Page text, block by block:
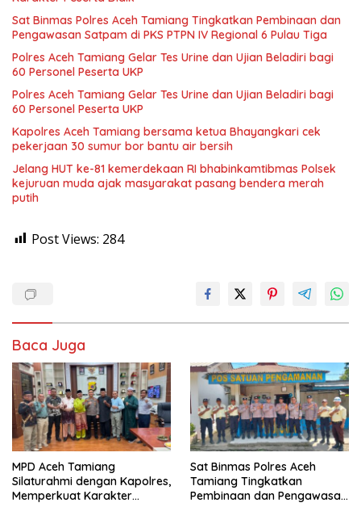
Sat Binmas Polres Aceh Tamiang Tingkatkan Pembinaan dan
Pengawasan Satpam di PKS PTPN IV Regional 6 Pulau Tiga
Polres Aceh Tamiang Gelar Tes Urine dan Ujian Beladiri bagi
60 Personel Peserta UKP
Polres Aceh Tamiang Gelar Tes Urine dan Ujian Beladiri bagi
60 Personel Peserta UKP
Kapolres Aceh Tamiang bersama ketua Bhayangkari cek
pekerjaan 30 sumur bor bantu air bersih
Jelang HUT ke-81 kemerdekaan RI bhabinkamtibmas Polsek
kejuruan muda ajak masyarakat pasang bendera merah
putih
Post Views: 284
Baca Juga
MPD Aceh Tamiang
Silaturahmi dengan Kapolres,
Memperkuat Karakter
Sat Binmas Polres Aceh
Tamiang Tingkatkan
Pembinaan dan Pengawasan